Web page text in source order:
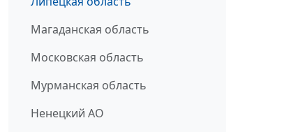
Магаданская область
Московская область
Мурманская область
Ненецкий АО